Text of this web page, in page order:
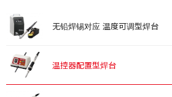
无铅焊锡对应 温度可调型焊台
温控器配置型焊台